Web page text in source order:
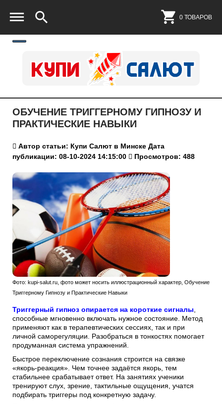
0 ТОВАРОВ
ОБУЧЕНИЕ ТРИГГЕРНОМУ ГИПНОЗУ И
ПРАКТИЧЕСКИЕ НАВЫКИ
Автор статьи: Купи Салют в Минске Дата
публикации: 08-10-2024 14:15:00
Просмотров: 488
Фото: kupi-salut.ru, фото может носить иллюстрационный характер, Обучение
Триггерному Гипнозу и Практические Навыки
Триггерный гипноз опирается на короткие сигналы,
способные мгновенно включать нужное состояние. Метод
применяют как в терапевтических сессиях, так и при
личной саморегуляции. Разобраться в тонкостях помогает
продуманная система упражнений.
Быстрое переключение сознания строится на связке
«якорь-реакция». Чем точнее задаётся якорь, тем
стабильнее срабатывает ответ. На занятиях ученики
тренируют слух, зрение, тактильные ощущения, учатся
подбирать триггеры под конкретную задачу.